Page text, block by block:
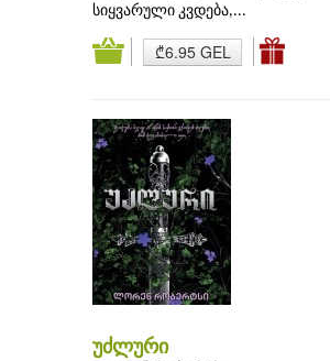
სიყვარული კვდება,...
₾6.95 GEL
უძლური